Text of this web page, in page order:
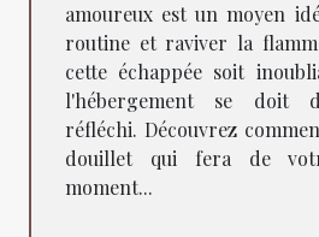
amoureux est un moyen
routine et raviver la
cette échappée soit
l'hébergement se doit
réfléchi. Découvrez
douillet qui fera de
moment...